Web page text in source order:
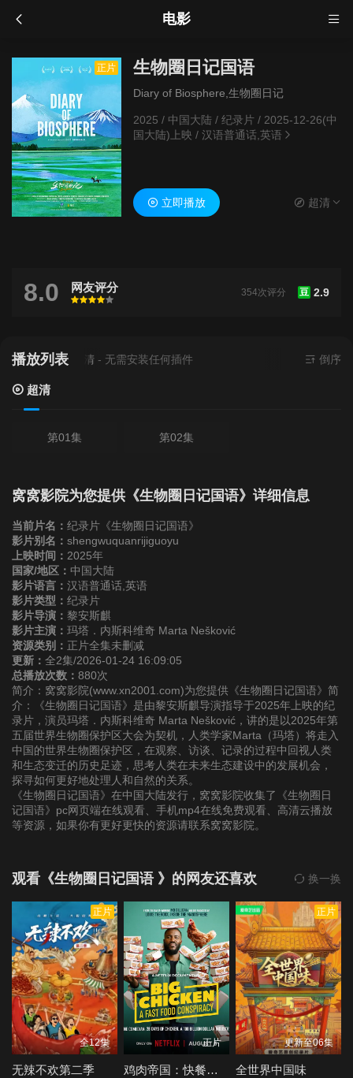
电影
正片 生物圈日记国语
Diary of Biosphere,生物圈日记
2025 / 中国大陆 / 纪录片/ 2025-12-26(中
国大陆)上映 / 汉语普通话,英语
立即播放 超清
8.0 网友评分
很差
较差还行推荐力荐
豆 2.9
354次评分
播放列表
前资源来源超清 - 无需安装任何插件 倒序
超清
第01集 第02集
窝窝影院为您提供《生物圈日记国语》详细信息
当前片名： 纪录片《生物圈日记国语》
影片别名： shengwuquanrijiguoyu
上映时间： 2025年
国家/地区： 中国大陆
影片语言： 汉语普通话,英语
影片类型： 纪录片
影片导演： 黎安斯麒
影片主演： 玛塔．内斯科维奇 Marta Nešković
资源类别： 正片全集未删减
更新： 全2集/2026-01-24 16:09:05
总播放次数： 880次
简介：窝窝影院(www.xn2001.com)为您提供《生物圈日记国语》简
介：《生物圈日记国语》是由黎安斯麒导演指导于2025年上映的纪
录片，演员玛塔．内斯科维奇 Marta Nešković，讲的是以2025年第
五届世界生物圈保护区大会为契机，人类学家Marta（玛塔）将走入
中国的世界生物圈保护区，在观察、访谈、记录的过程中回视人类
和生态变迁的历史足迹，思考人类在未来生态建设中的发展机会，
探寻如何更好地处理人和自然的关系。
《生物圈日记国语》在中国大陆发行，窝窝影院收集了《生物圈日
记国语》pc网页端在线观看、手机mp4在线免费观看、高清云播放
等资源，如果你有更好更快的资源请联系窝窝影院。
观看《生物圈日记国语 》的网友还喜欢 换一换
正片
全12集
无辣不欢第二季
正片
鸡肉帝国：快餐阴谋
正片
更新至06集
全世界中国味